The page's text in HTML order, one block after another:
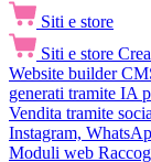
Siti e store
Siti e store
Website builder
generati tramite IA
Vendita tramite
Instagram,
Moduli web